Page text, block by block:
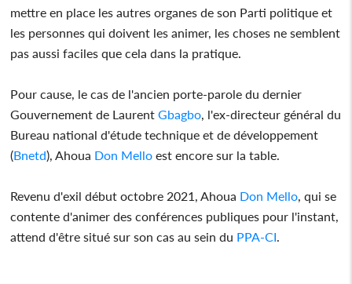
mettre en place les autres organes de son Parti politique et
les personnes qui doivent les animer, les choses ne semblent
pas aussi faciles que cela dans la pratique.
Pour cause, le cas de l'ancien porte-parole du dernier
Gouvernement de LaurentGbagbo, l'ex-directeur général du
Bureau national d'étude technique et de développement
(Bnetd), Ahoua Don Mello est encore sur la table.
Revenu d'exil début octobre 2021, Ahoua Don Mello, qui se
contente d'animer des conférences publiques pour l'instant,
attend d'être situé sur son cas au sein du PPA-CI.